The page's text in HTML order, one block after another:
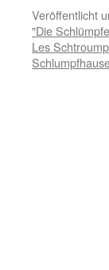
Veröffentlicht
"Die
Les